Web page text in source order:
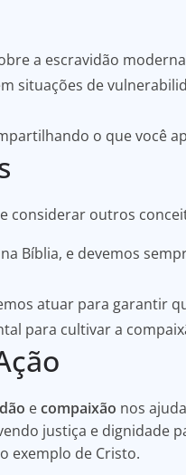
a escravidão
situações de
o que você
considerar outros
Bíblia, e devemos
atuar para garantir
para cultivar a
ecompaixão nos
justiça e dignidade
exemplo de Cristo.